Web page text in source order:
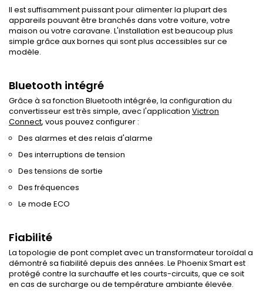
Il est suffisamment puissant pour alimenter la plupart des
appareils pouvant être branchés dans votre voiture, votre
maison ou votre caravane. L'installation est beaucoup plus
simple grâce aux bornes qui sont plus accessibles sur ce
modèle.
Bluetooth intégré
Grâce à sa fonction Bluetooth intégrée, la configuration du
convertisseur est très simple, avec l'application Victron
Connect, vous pouvez configurer :
Des alarmes et des relais d'alarme
Des interruptions de tension
Des tensions de sortie
Des fréquences
Le mode ECO
Fiabilité
La topologie de pont complet avec un transformateur toroïdal a
démontré sa fiabilité depuis des années. Le Phoenix Smart est
protégé contre la surchauffe et les courts-circuits, que ce soit
en cas de surcharge ou de température ambiante élevée.